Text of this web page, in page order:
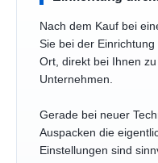
Nach dem Kauf bei
Sie bei der
Ort, direkt bei Ihnen
Unternehmen.
Gerade bei neuer
Auspacken die
Einstellungen sind